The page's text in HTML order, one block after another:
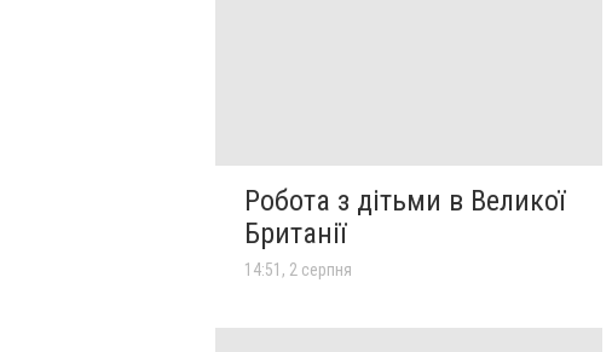
Робота з дітьми в Великої
Британії
14:51, 2 серпня